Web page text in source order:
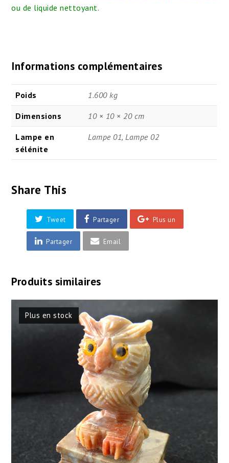
ou de liquide nettoyant.
Informations complémentaires
Poids 1.600 kg
Dimensions 10 × 10 × 20 cm
Lampe en
sélénite
Lampe 01, Lampe 02
Share This
Tweet Partager Plus un
Partager Email
Produits similaires
Plus en stock